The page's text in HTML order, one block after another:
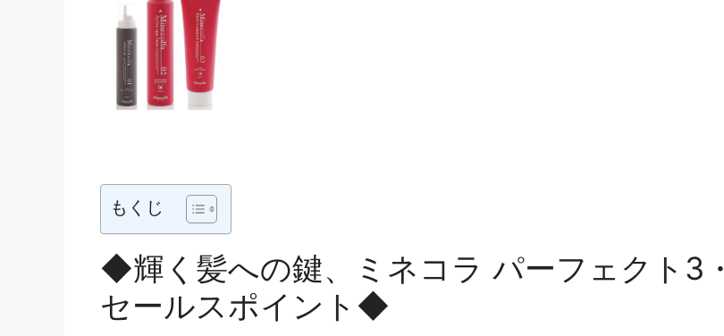
もくじ
◆輝く髪への鍵、ミネコラ パーフェクト3・
セールスポイント◆